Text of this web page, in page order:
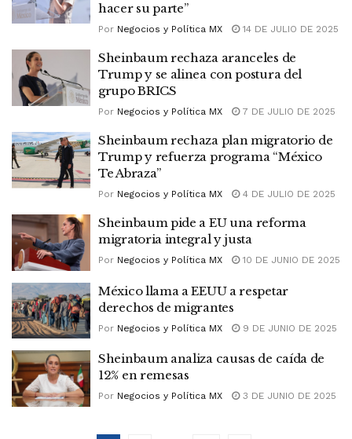
hacer su parte”
Por Negocios y Política MX 14 DE JULIO DE 2025
Sheinbaum rechaza aranceles de
Trump y se alinea con postura del
grupo BRICS
Por Negocios y Política MX 7 DE JULIO DE 2025
Sheinbaum rechaza plan migratorio de
Trump y refuerza programa “México
Te Abraza”
Por Negocios y Política MX 4 DE JULIO DE 2025
Sheinbaum pide a EU una reforma
migratoria integral y justa
Por Negocios y Política MX 10 DE JUNIO DE 2025
México llama a EEUU a respetar
derechos de migrantes
Por Negocios y Política MX 9 DE JUNIO DE 2025
Sheinbaum analiza causas de caída de
12% en remesas
Por Negocios y Política MX 3 DE JUNIO DE 2025